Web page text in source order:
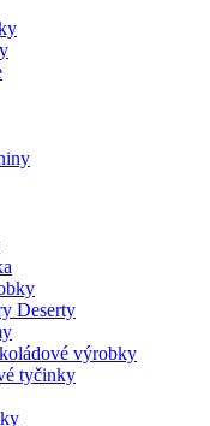
Deserty
výrobky
tyčinky